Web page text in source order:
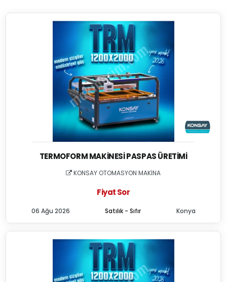
TERMOFORM MAKINESI PASPAS ÜRETIMI
KONSAY OTOMASYON MAKİNA
Fiyat Sor
Satılık - Sıfır
06 Ağu 2026 Konya